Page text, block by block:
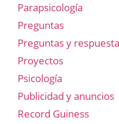
Parapsicología
Preguntas
Preguntas y
Proyectos
Psicología
Publicidad y anuncios
Record Guiness